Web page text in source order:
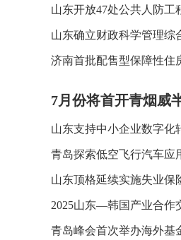
山东开放47处公共人防工
山东确立财政科学管理综
济南首批配售型保障性住
7月份将首开青烟威
山东支持中小企业数字化
青岛探索低空飞行汽车应
山东顶格延续实施失业保
2025山东—韩国产业合作
青岛峰会首次举办海外基